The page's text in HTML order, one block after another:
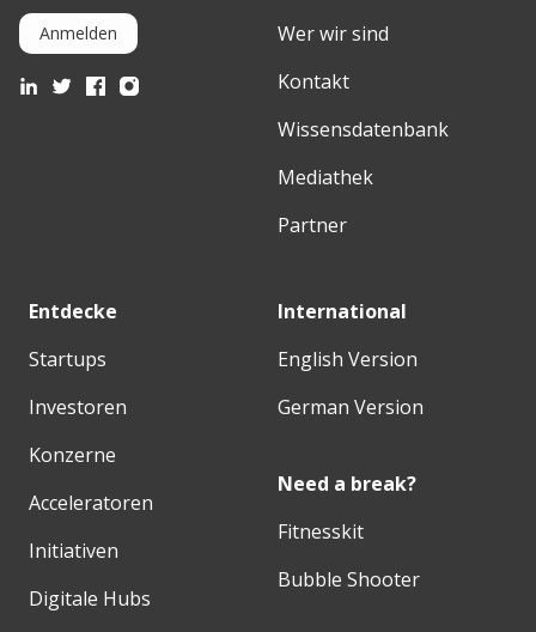
Anmelden
Wer wir sind
Kontakt
Wissensdatenbank
Mediathek
Partner
Entdecke
Startups
Investoren
Konzerne
Acceleratoren
Initiativen
Digitale Hubs
International
English Version
German Version
Need a break?
Fitnesskit
Bubble Shooter